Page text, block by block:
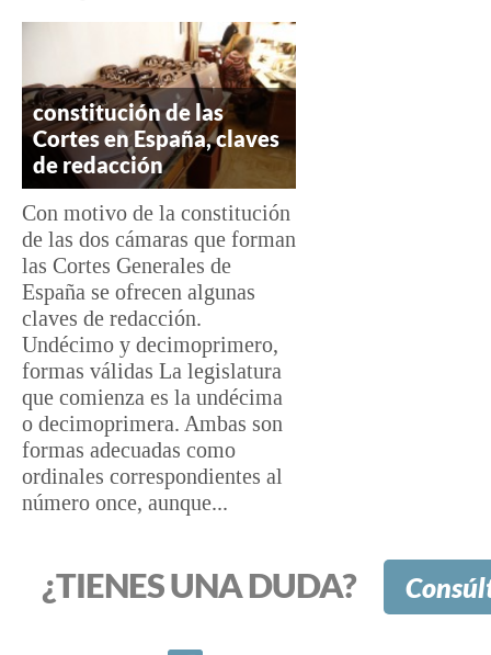
constitución de las
Cortes en España, claves
de redacción
Con motivo de la constitución
de las dos cámaras que forman
las Cortes Generales de
España se ofrecen algunas
claves de redacción.
Undécimo y decimoprimero,
formas válidas La legislatura
que comienza es la undécima
o decimoprimera. Ambas son
formas adecuadas como
ordinales correspondientes al
número once, aunque...
¿TIENES UNA DUDA?